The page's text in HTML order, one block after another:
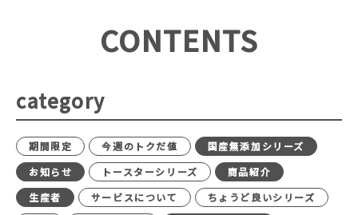
20個入り
最大12%OFF
CONTENTS
category
期間限定 今週のトクだ値
国産無添加シリーズ
お知らせ
トースターシリーズ
商品紹介
生産者
サービスについて
ちょうど良いシリーズ